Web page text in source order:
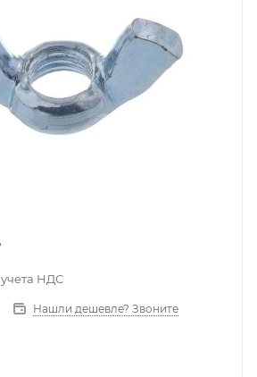
НДС
Нашли дешевле? Звоните